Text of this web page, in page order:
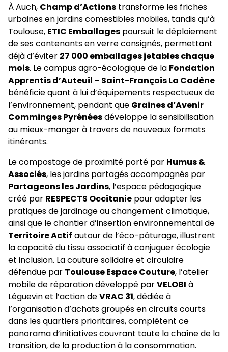
À Auch, Champ d’Actions transforme les friches
urbaines en jardins comestibles mobiles, tandis qu’à
Toulouse, ETIC Emballages poursuit le déploiement
de ses contenants en verre consignés, permettant
déjà d’éviter 27 000 emballages jetables chaque
mois. Le campus agro-écologique de la Fondation
Apprentis d’Auteuil – Saint-François La Cadène
bénéficie quant à lui d’équipements respectueux de
l’environnement, pendant que Graines d’Avenir
Comminges Pyrénéesdéveloppe la sensibilisation
au mieux-manger à travers de nouveaux formats
itinérants.
Le compostage de proximité porté par Humus &
Associés, les jardins partagés accompagnés par
Partageons les Jardins, l’espace pédagogique
créé par RESPECTS Occitanie pour adapter les
pratiques de jardinage au changement climatique,
ainsi que le chantier d’insertion environnemental de
Territoire Actif autour de l’éco-pâturage, illustrent
la capacité du tissu associatif à conjuguer écologie
et inclusion. La couture solidaire et circulaire
défendue par Toulouse Espace Couture, l’atelier
mobile de réparation développé parVELOBI à
Léguevin et l’action deVRAC 31, dédiée à
l’organisation d’achats groupés en circuits courts
dans les quartiers prioritaires, complètent ce
panorama d’initiatives couvrant toute la chaîne de la
transition, de la production à la consommation.